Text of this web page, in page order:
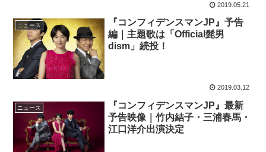
2019.05.21
ニュース
『コンフィデンスマンJP』予告
編｜主題歌は「Official髭男
dism」続投！
2019.03.12
ニュース
『コンフィデンスマンJP』最新
予告映像｜竹内結子・三浦春馬・
江口洋介出演決定